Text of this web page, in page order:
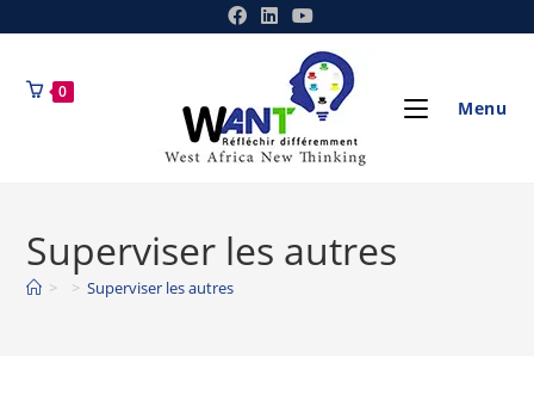
0
Menu
Superviser les autres
> > Superviser les autres